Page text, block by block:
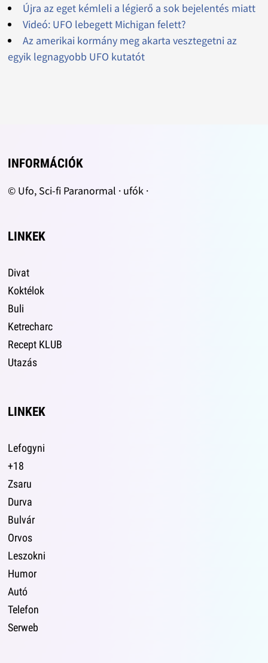
Újra az eget kémleli a légierő a sok bejelentés miatt
Videó: UFO lebegett Michigan felett?
Az amerikai kormány meg akarta vesztegetni az
egyik legnagyobb UFO kutatót
INFORMÁCIÓK
© Ufo, Sci-fi Paranormal · ufók ·
LINKEK
Divat
Koktélok
Buli
Ketrecharc
Recept KLUB
Utazás
LINKEK
Lefogyni
+18
Zsaru
Durva
Bulvár
Orvos
Leszokni
Humor
Autó
Telefon
Serweb